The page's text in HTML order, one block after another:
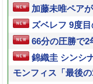
加藤未唯ペア
ズベレフ 9度
66分の圧勝で2
錦織圭 シンシ
モンフィス「最後